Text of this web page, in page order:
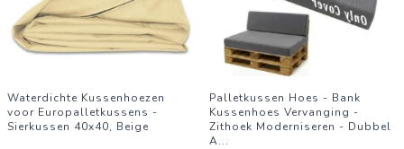
Waterdichte Kussenhoezen
voor Europalletkussens -
Sierkussen 40x40, Beige
Palletkussen Hoes - Bank
Kussenhoes Vervanging -
Zithoek Moderniseren - Dubbel
A...